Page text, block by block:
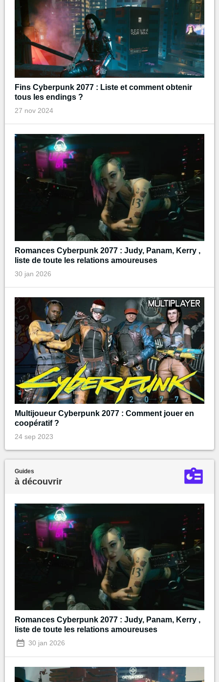
Fins Cyberpunk 2077 : Liste et comment obtenir
tous les endings ?
27 nov 2024
Romances Cyberpunk 2077 : Judy, Panam, Kerry ,
liste de toute les relations amoureuses
30 jan 2026
Multijoueur Cyberpunk 2077 : Comment jouer en
coopératif ?
24 sep 2023
Guides
à découvrir
Romances Cyberpunk 2077 : Judy, Panam, Kerry ,
liste de toute les relations amoureuses
30 jan 2026